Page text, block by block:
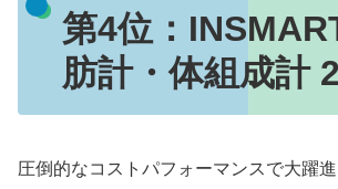
第4位：
肪計・体組成計
圧倒的なコストパフォーマンスで大躍